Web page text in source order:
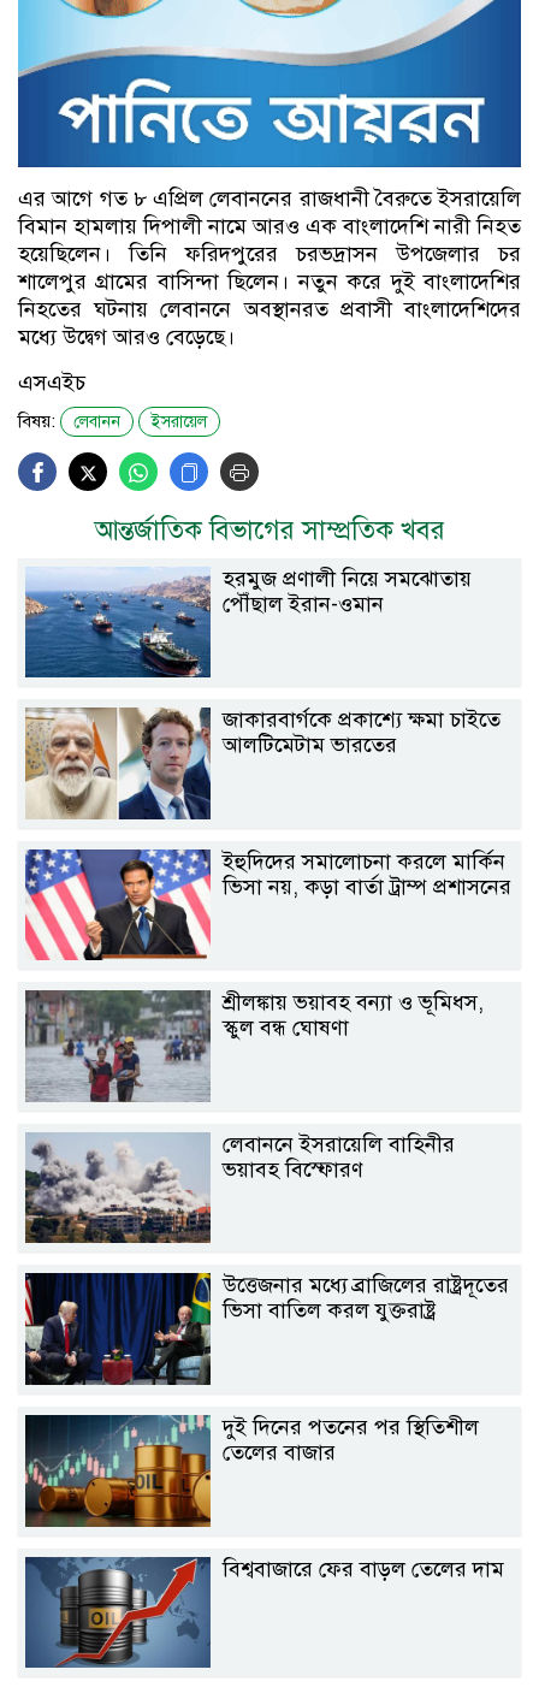
এর আগে গত ৮ এপ্রিল লেবাননের রাজধানী বৈরুতে ইসরায়েলি
বিমান হামলায় দিপালী নামে আরও এক বাংলাদেশি নারী নিহত
হয়েছিলেন। তিনি ফরিদপুরের চরভদ্রাসন উপজেলার চর
শালেপুর গ্রামের বাসিন্দা ছিলেন। নতুন করে দুই বাংলাদেশির
নিহতের ঘটনায় লেবাননে অবস্থানরত প্রবাসী বাংলাদেশিদের
মধ্যে উদ্বেগ আরও বেড়েছে।
এসএইচ
বিষয়: লেবানন ইসরায়েল
আন্তর্জাতিক বিভাগের সাম্প্রতিক খবর
হরমুজ প্রণালী নিয়ে সমঝোতায়
পৌঁছাল ইরান-ওমান
জাকারবার্গকে প্রকাশ্যে ক্ষমা চাইতে
আলটিমেটাম ভারতের
ইহুদিদের সমালোচনা করলে মার্কিন
ভিসা নয়, কড়া বার্তা ট্রাম্প প্রশাসনের
শ্রীলঙ্কায় ভয়াবহ বন্যা ও ভূমিধস,
স্কুল বন্ধ ঘোষণা
লেবাননে ইসরায়েলি বাহিনীর
ভয়াবহ বিস্ফোরণ
উত্তেজনার মধ্যে ব্রাজিলের রাষ্ট্রদূতের
ভিসা বাতিল করল যুক্তরাষ্ট্র
দুই দিনের পতনের পর স্থিতিশীল
তেলের বাজার
বিশ্ববাজারে ফের বাড়ল তেলের দাম